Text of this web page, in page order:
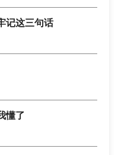
记这三句话
懂了